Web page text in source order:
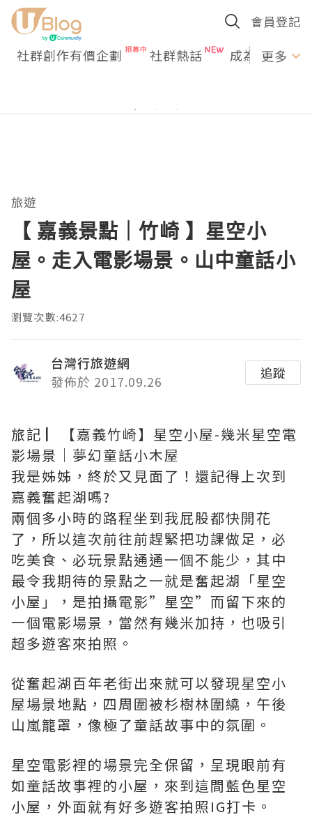
會員登記
社群創作有價企劃 社群熱話 成為U更多
旅遊
【 嘉義景點｜竹崎 】星空小
屋。走入電影場景。山中童話小
屋
瀏覽次數:4627
台灣行旅遊網
發佈於 2017.09.26
追蹤
旅記 ▏【嘉義竹崎】星空小屋-幾米星空電
影場景｜夢幻童話小木屋
我是姊姊，終於又見面了！還記得上次到
嘉義奮起湖嗎?
兩個多小時的路程坐到我屁股都快開花
了，所以這次前往前趕緊把功課做足，必
吃美食、必玩景點通通一個不能少，其中
最令我期待的景點之一就是奮起湖「星空
小屋」，是拍攝電影”星空”而留下來的
一個電影場景，當然有幾米加持，也吸引
超多遊客來拍照。
從奮起湖百年老街出來就可以發現星空小
屋場景地點，四周圍被杉樹林圍繞，午後
山嵐籠罩，像極了童話故事中的氛圍。
星空電影裡的場景完全保留，呈現眼前有
如童話故事裡的小屋，來到這間藍色星空
小屋，外面就有好多遊客拍照IG打卡。